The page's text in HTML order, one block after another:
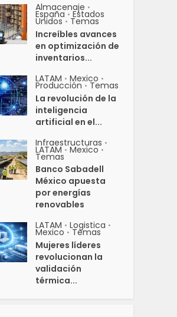
Almacenaje •
España • Estados
Unidos • Temas
Increíbles avances
en optimización de
inventarios...
LATAM • Mexico •
Producción • Temas
La revolución de la
inteligencia
artificial en el...
Infraestructuras •
LATAM • Mexico •
Temas
Banco Sabadell
México apuesta
por energías
renovables
LATAM • Logistica •
Mexico • Temas
Mujeres líderes
revolucionan la
validación
térmica...